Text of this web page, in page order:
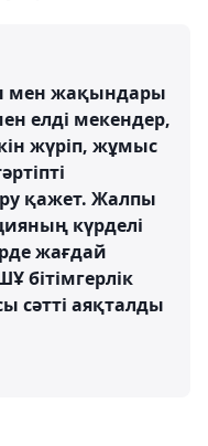
мен жақындары
елді мекендер,
жүріп, жұмыс
қажет. Жалпы
күрделі
жағдай
бітімгерлік
сәтті аяқталды